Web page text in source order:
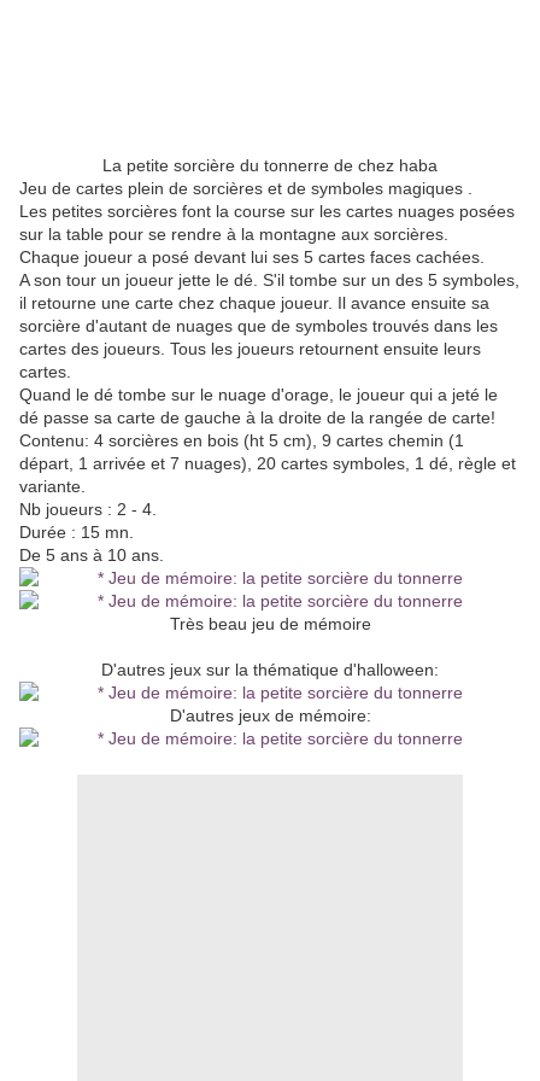
La petite sorcière du tonnerre de chez haba
Jeu de cartes plein de sorcières et de symboles magiques .
Les petites sorcières font la course sur les cartes nuages posées
sur la table pour se rendre à la montagne aux sorcières.
Chaque joueur a posé devant lui ses 5 cartes faces cachées.
A son tour un joueur jette le dé. S'il tombe sur un des 5 symboles,
il retourne une carte chez chaque joueur. Il avance ensuite sa
sorcière d'autant de nuages que de symboles trouvés dans les
cartes des joueurs. Tous les joueurs retournent ensuite leurs
cartes.
Quand le dé tombe sur le nuage d'orage, le joueur qui a jeté le
dé passe sa carte de gauche à la droite de la rangée de carte!
Contenu: 4 sorcières en bois (ht 5 cm), 9 cartes chemin (1
départ, 1 arrivée et 7 nuages), 20 cartes symboles, 1 dé, règle et
variante.
Nb joueurs : 2 - 4.
Durée : 15 mn.
De 5 ans à 10 ans.
Très beau jeu de mémoire
D'autres jeux sur la thématique d'halloween:
D'autres jeux de mémoire: